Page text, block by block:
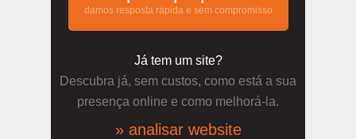
damos resposta rápida e sem compromisso
Já tem um site?
Descubra já, sem custos, como está a sua
presença online e como melhorá-la.
» analisar website